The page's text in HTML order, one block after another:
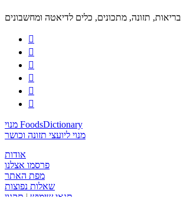
בריאות, תזונה, מתכונים, כלים לדיאטה ומחשבונים






מנוי FoodsDictionary
מנוי ליועצי תזונה וכושר
אודות
פרסמו אצלנו
מפת האתר
שאלות נפוצות